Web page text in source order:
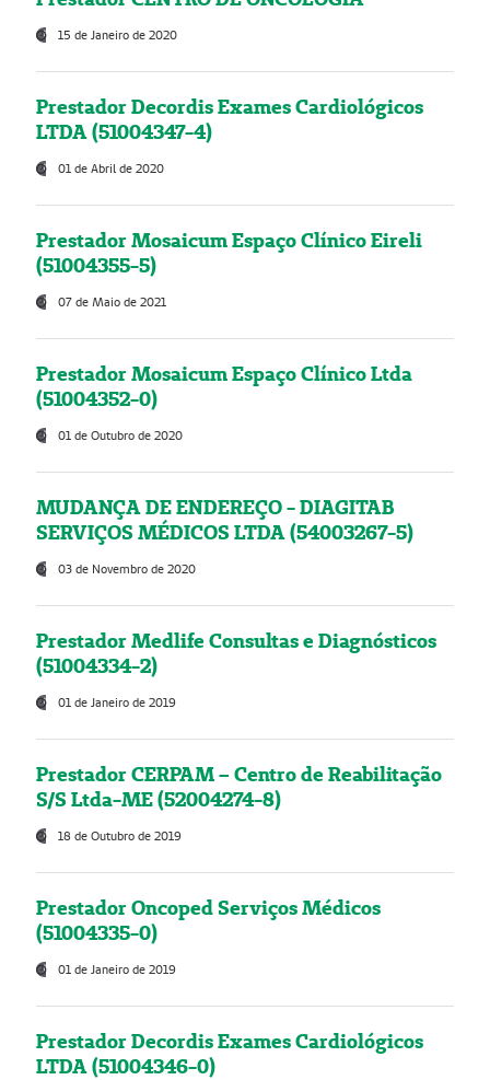
15 de Janeiro de 2020
Prestador Decordis Exames Cardiológicos
LTDA (51004347-4)
01 de Abril de 2020
Prestador Mosaicum Espaço Clínico Eireli
(51004355-5)
07 de Maio de 2021
Prestador Mosaicum Espaço Clínico Ltda
(51004352-0)
01 de Outubro de 2020
MUDANÇA DE ENDEREÇO - DIAGITAB
SERVIÇOS MÉDICOS LTDA (54003267-5)
03 de Novembro de 2020
Prestador Medlife Consultas e Diagnósticos
(51004334-2)
01 de Janeiro de 2019
Prestador CERPAM – Centro de Reabilitação
S/S Ltda-ME (52004274-8)
18 de Outubro de 2019
Prestador Oncoped Serviços Médicos
(51004335-0)
01 de Janeiro de 2019
Prestador Decordis Exames Cardiológicos
LTDA (51004346-0)